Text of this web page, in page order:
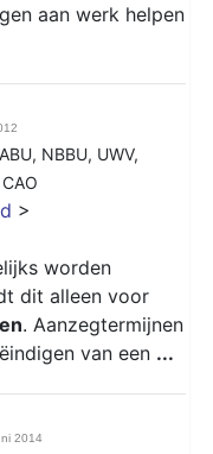
aan werk helpen
ABU, NBBU, UWV,
CAO
>
worden
dit alleen voor
. Aanzegtermijnen
van een ...
2014